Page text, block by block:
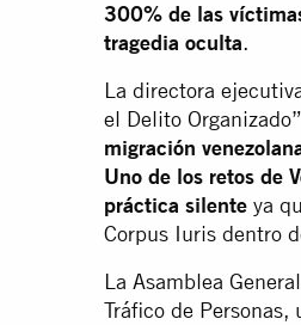
300% de las
tragedia oculta.
La directora
el Delito
migración
Uno de los retos de
práctica silente ya
Corpus Iuris dentro
La Asamblea
Tráfico de Personas,